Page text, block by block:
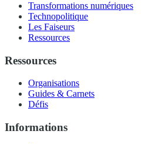
Transformations numériques
Technopolitique
Les Faiseurs
Ressources
Ressources
Organisations
Guides & Carnets
Défis
Informations